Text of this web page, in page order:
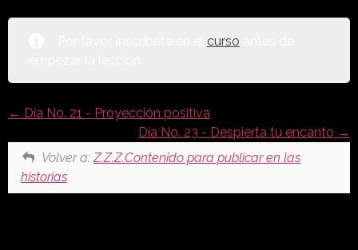
curso
Día No. 21 - Proyección positiva
Día No. 23 - Despierta tu encanto
Volver a:Z.Z.Z.Contenido para publicar en las
historias